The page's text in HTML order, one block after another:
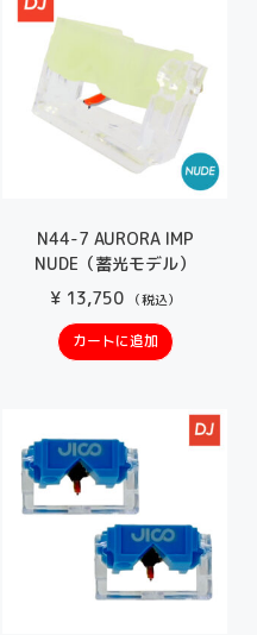
N44-7 AURORA IMP
NUDE（蓄光モデル）
¥13,750 （税込）
カートに追加